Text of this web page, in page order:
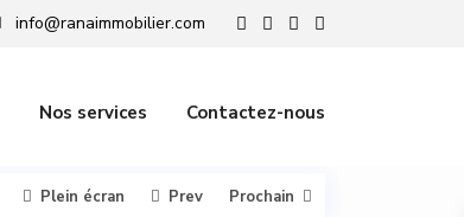
info@ranaimmobilier.com
Nos services Contactez-nous
Plein écran Prev Prochain